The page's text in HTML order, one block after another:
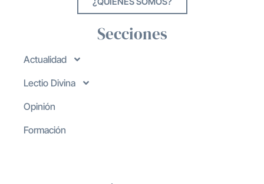
Secciones
Actualidad
Lectio Divina
Opinión
Formación